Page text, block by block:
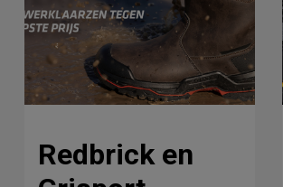
Redbrick en